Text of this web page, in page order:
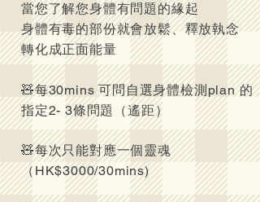
當您了解您身體有問題的緣起
身體有毒的部份就會放鬆、釋放執念
轉化成正面能量
🧸每30mins 可問自選身體檢測plan 的
指定2- 3條問題（遙距）
🧸每次只能對應一個靈魂
（HK$3000/30mins)